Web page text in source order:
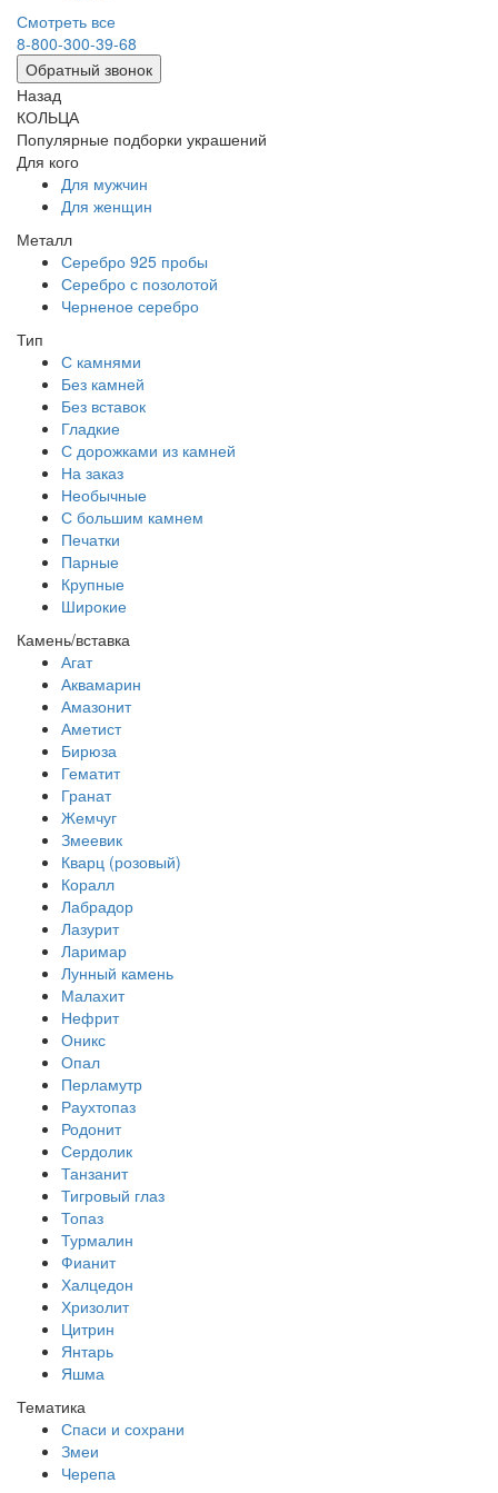
Смотреть все
8-800-300-39-68
Обратный звонок
Назад
КОЛЬЦА
Популярные подборки украшений
Для кого
Для мужчин
Для женщин
Металл
Серебро 925 пробы
Серебро с позолотой
Черненое серебро
Тип
С камнями
Без камней
Без вставок
Гладкие
С дорожками из камней
На заказ
Необычные
С большим камнем
Печатки
Парные
Крупные
Широкие
Камень/вставка
Агат
Аквамарин
Амазонит
Аметист
Бирюза
Гематит
Гранат
Жемчуг
Змеевик
Кварц (розовый)
Коралл
Лабрадор
Лазурит
Ларимар
Лунный камень
Малахит
Нефрит
Оникс
Опал
Перламутр
Раухтопаз
Родонит
Сердолик
Танзанит
Тигровый глаз
Топаз
Турмалин
Фианит
Халцедон
Хризолит
Цитрин
Янтарь
Яшма
Тематика
Спаси и сохрани
Змеи
Черепа